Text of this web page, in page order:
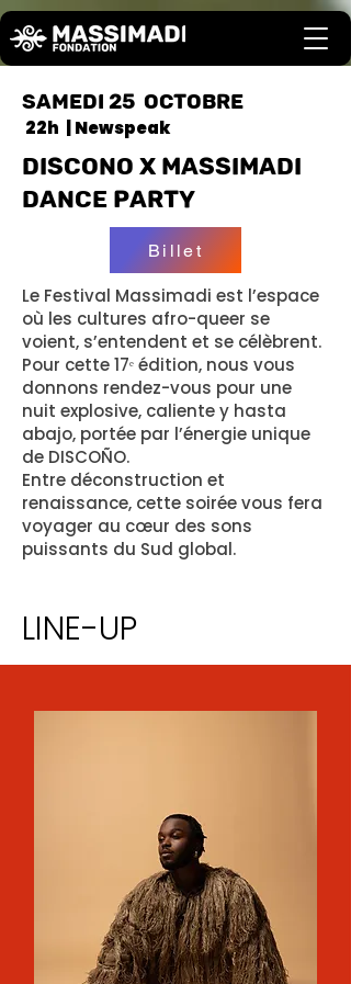
samedi 25 OCTOBRE
22h | Newspeak
DISCONO X MASSIMADI
DANCE PARTY
Billet
Le Festival Massimadi est l’espace
où les cultures afro-queer se
voient, s’entendent et se célèbrent.
Pour cette 17ᵉ édition, nous vous
donnons rendez-vous pour une
nuit explosive, caliente y hasta
abajo, portée par l’énergie unique
de DISCOÑO.
Entre déconstruction et
renaissance, cette soirée vous fera
voyager au cœur des sons
puissants du Sud global.
LINE-UP